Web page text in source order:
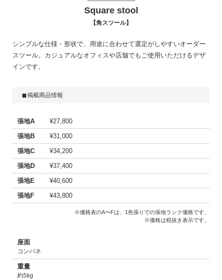
Square stool
角スツール
シンプルな仕様・形状で、用途に合わせて選定がしやすいオーダー
スツール。カジュアルなオフィスや店舗でもご使用いただけるデザ
インです。
掲載商品情報
張地A
¥27,800
張地B
¥31,000
張地C
¥34,200
張地D
¥37,400
張地E
¥40,600
張地F
¥43,800
※価格表のA〜Fは、1色張りでの張地ランク価格です。
※価格は税抜き表示です。
座面
コンパネ
重量
約5kg